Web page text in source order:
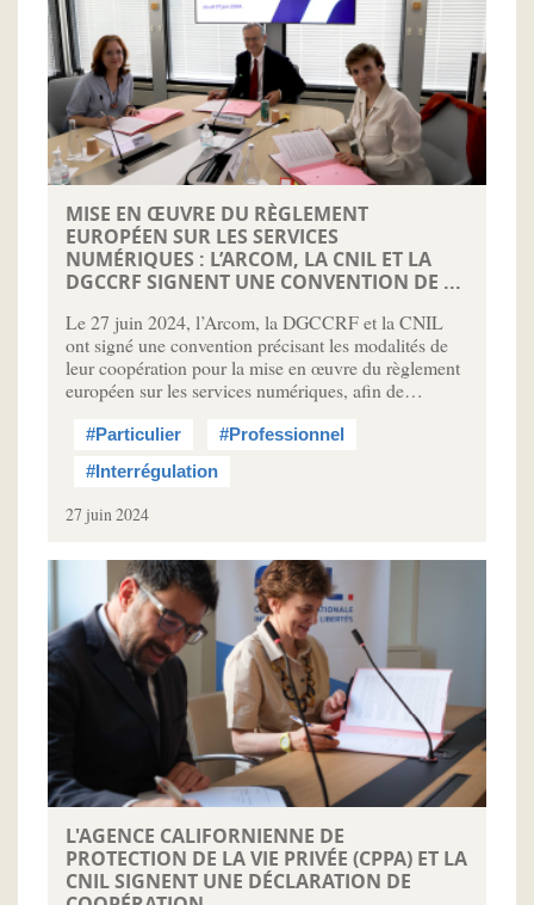
MISE EN ŒUVRE DU RÈGLEMENT
EUROPÉEN SUR LES SERVICES
NUMÉRIQUES : L’ARCOM, LA CNIL ET LA
DGCCRF SIGNENT UNE CONVENTION DE ...
Le 27 juin 2024, l’Arcom, la DGCCRF et la CNIL
ont signé une convention précisant les modalités de
leur coopération pour la mise en œuvre du règlement
européen sur les services numériques, afin de…
#Particulier
#Professionnel
#Interrégulation
27 juin 2024
L'AGENCE CALIFORNIENNE DE
PROTECTION DE LA VIE PRIVÉE (CPPA) ET LA
CNIL SIGNENT UNE DÉCLARATION DE